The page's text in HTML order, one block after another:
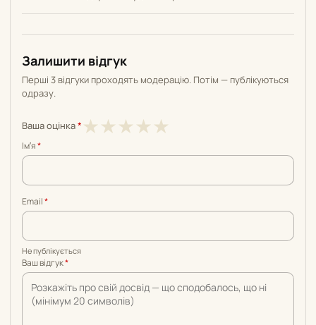
Залишити відгук
Перші 3 відгуки проходять модерацію. Потім — публікуються
одразу.
Ваша оцінка* ★
5
★4
5
★3
5
★2
5
★1
5
Імʼя*
Email*
Не публікується
Ваш відгук*